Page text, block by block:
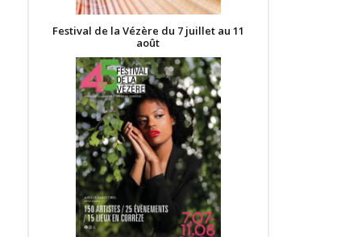
Festival de la Vézère du 7 juillet au 11
août